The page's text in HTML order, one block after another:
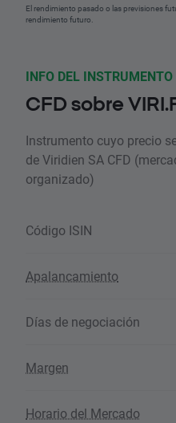
El rendimiento pasado o las previsiones
rendimiento futuro.
INFO DEL INSTRUMENTO
CFD sobre
Instrumento cuyo precio
de Viridien SA CFD
organizado)
Código ISIN
Apalancamiento
Días de negociación
Margen
Horario del Mercado